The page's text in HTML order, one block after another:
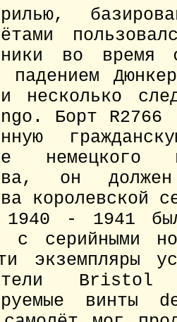
во время
падением
несколько
Борт
немецкого
он
королевской
- 1941 были
с серийными
экземпляры